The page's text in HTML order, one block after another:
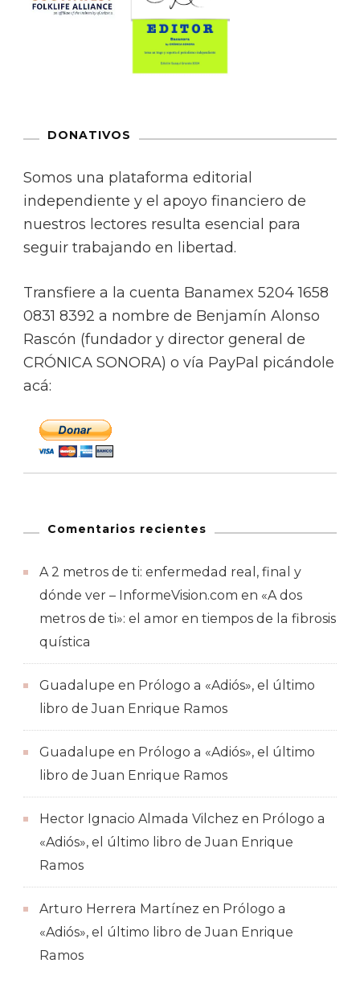
DONATIVOS
Somos una plataforma editorial
independiente y el apoyo financiero de
nuestros lectores resulta esencial para
seguir trabajando en libertad.
Transfiere a la cuenta Banamex 5204 1658
0831 8392 a nombre de Benjamín Alonso
Rascón (fundador y director general de
CRÓNICA SONORA) o vía PayPal picándole
acá:
Comentarios recientes
A 2 metros de ti: enfermedad real, final y
dónde ver – InformeVision.com en «A dos
metros de ti»: el amor en tiempos de la fibrosis
quística
Guadalupe en Prólogo a «Adiós», el último
libro de Juan Enrique Ramos
Guadalupe en Prólogo a «Adiós», el último
libro de Juan Enrique Ramos
Hector Ignacio Almada Vilchez en Prólogo a
«Adiós», el último libro de Juan Enrique
Ramos
Arturo Herrera Martínez en Prólogo a
«Adiós», el último libro de Juan Enrique
Ramos